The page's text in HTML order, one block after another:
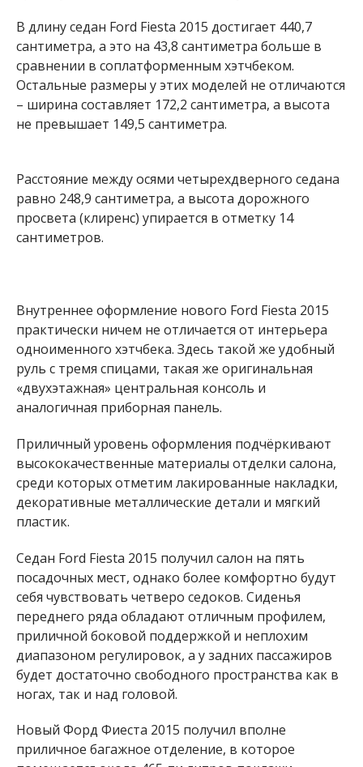
В длину седан Ford Fiesta 2015 достигает 440,7
сантиметра, а это на 43,8 сантиметра больше в
сравнении в соплатформенным хэтчбеком.
Остальные размеры у этих моделей не отличаются
– ширина составляет 172,2 сантиметра, а высота
не превышает 149,5 сантиметра.
Расстояние между осями четырехдверного седана
равно 248,9 сантиметра, а высота дорожного
просвета (клиренс) упирается в отметку 14
сантиметров.
Внутреннее оформление нового Ford Fiesta 2015
практически ничем не отличается от интерьера
одноименного хэтчбека. Здесь такой же удобный
руль с тремя спицами, такая же оригинальная
«двухэтажная» центральная консоль и
аналогичная приборная панель.
Приличный уровень оформления подчёркивают
высококачественные материалы отделки салона,
среди которых отметим лакированные накладки,
декоративные металлические детали и мягкий
пластик.
Седан Ford Fiesta 2015 получил салон на пять
посадочных мест, однако более комфортно будут
себя чувствовать четверо седоков. Сиденья
переднего ряда обладают отличным профилем,
приличной боковой поддержкой и неплохим
диапазоном регулировок, а у задних пассажиров
будет достаточно свободного пространства как в
ногах, так и над головой.
Новый Форд Фиеста 2015 получил вполне
приличное багажное отделение, в которое